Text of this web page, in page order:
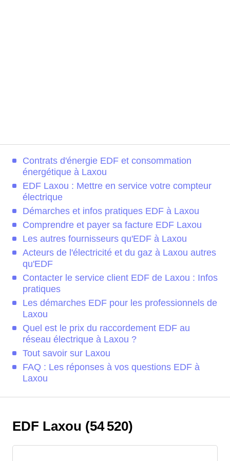
Contrats d'énergie EDF et consommation
énergétique à Laxou
EDF Laxou : Mettre en service votre compteur
électrique
Démarches et infos pratiques EDF à Laxou
Comprendre et payer sa facture EDF Laxou
Les autres fournisseurs qu'EDF à Laxou
Acteurs de l'électricité et du gaz à Laxou autres
qu'EDF
Contacter le service client EDF de Laxou : Infos
pratiques
Les démarches EDF pour les professionnels de
Laxou
Quel est le prix du raccordement EDF au
réseau électrique à Laxou ?
Tout savoir sur Laxou
FAQ : Les réponses à vos questions EDF à
Laxou
EDF Laxou (54 520)